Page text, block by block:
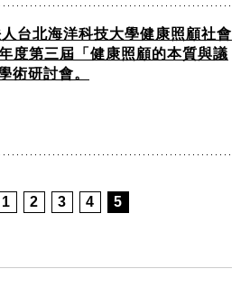
台北海洋科技大學健康照顧社會
度第三屆「健康照顧的本質與議
術研討會。
1 2 3 4 5